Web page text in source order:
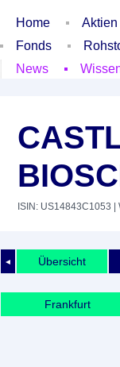
Home Aktien
Fonds
News
ISIN: US14843C1053
◄ Übersicht
Frankfurt